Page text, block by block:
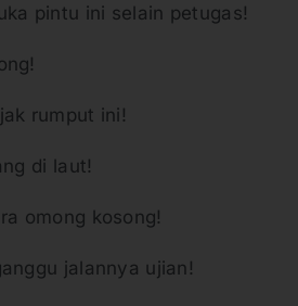
pintu ini selain petugas!
rumput ini!
di laut!
omong kosong!
jalannya ujian!